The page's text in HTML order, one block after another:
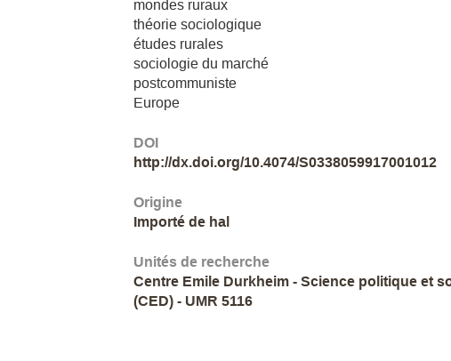
mondes ruraux
théorie sociologique
études rurales
sociologie du marché
postcommuniste
Europe
DOI
http://dx.doi.org/10.4074/S0338059917001012
Origine
Importé de hal
Unités de recherche
Centre Emile Durkheim - Science politique et
(CED) - UMR 5116